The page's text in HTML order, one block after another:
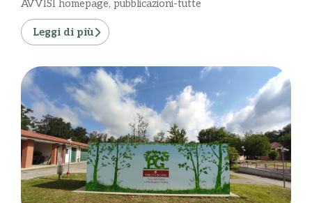
AVVISI homepage, pubblicazioni-tutte
Leggi di più